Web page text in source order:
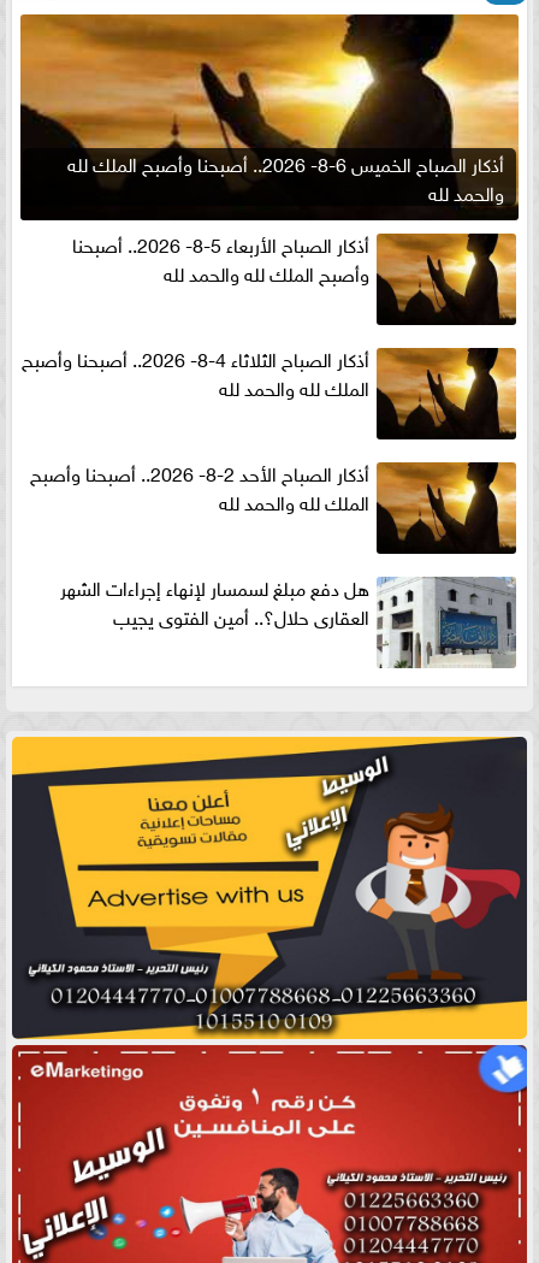
أذكار الصباح الخميس 6-8- 2026.. أصبحنا وأصبح الملك لله
والحمد لله
أذكار الصباح الأربعاء 5-8- 2026.. أصبحنا
وأصبح الملك لله والحمد لله
أذكار الصباح الثلاثاء 4-8- 2026.. أصبحنا وأصبح
الملك لله والحمد لله
أذكار الصباح الأحد 2-8- 2026.. أصبحنا وأصبح
الملك لله والحمد لله
هل دفع مبلغ لسمسار لإنهاء إجراءات الشهر
العقارى حلال؟.. أمين الفتوى يجيب